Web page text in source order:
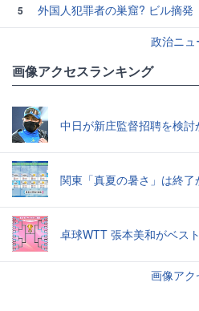
5
外国人犯罪者の巣窟? ビル摘発
政治ニュ
画像アクセスランキング
中日が新庄監督招聘を検討
関東「真夏の暑さ」は終了
卓球WTT 張本美和がベス
画像アク